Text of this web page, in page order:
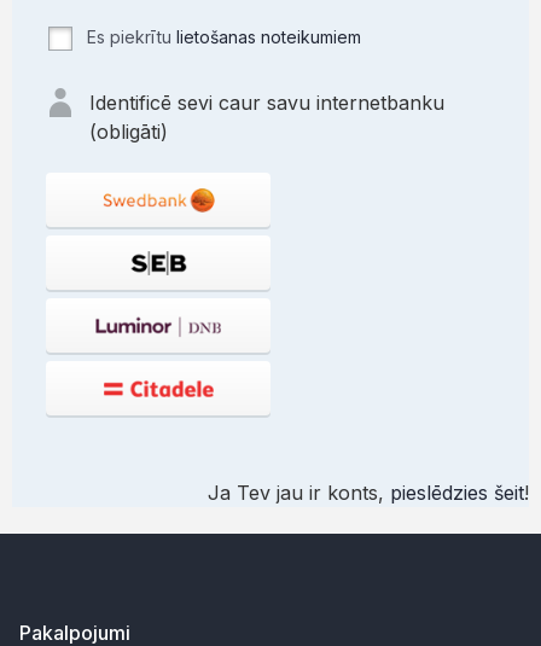
Es piekrītu lietošanas noteikumiem
Identificē sevi caur savu internetbanku
(obligāti)
Ja Tev jau ir konts, pieslēdzies šeit!
Pakalpojumi